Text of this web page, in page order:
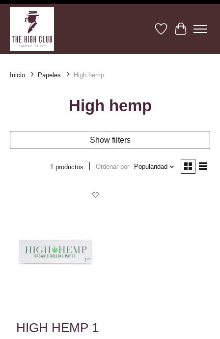
Lista de deseos
Cesta
Inicio Papeles High hemp
High hemp
Show filters
1 productos Ordenar por Popularidad
HIGH HEMP 1